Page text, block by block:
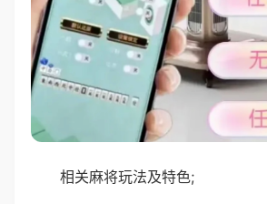
相关麻将玩法及特色;